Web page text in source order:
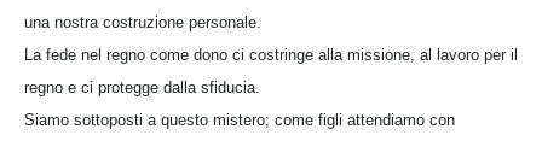
una nostra costruzione personale.
La fede nel regno come dono ci costringe alla missione, al lavoro per il
regno e ci protegge dalla sfiducia.
Siamo sottoposti a questo mistero; come figli attendiamo con